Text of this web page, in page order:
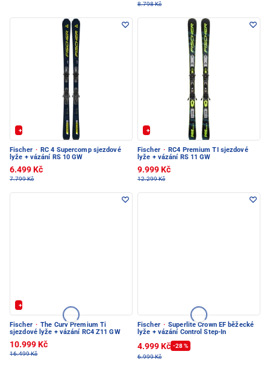
8.798 Kč
+ Extra Sleva 20%
Fischer · RC 4 Supercomp sjezdové
lyže + vázání RS 10 GW
6.499 Kč
7.799 Kč
+ Extra Sleva 20%
Fischer · RC4 Premium TI sjezdové
lyže + vázání RS 11 GW
9.999 Kč
12.299 Kč
+ Extra Sleva 20%
Fischer · The Curv Premium Ti
sjezdové lyže + vázání RC4 Z11 GW
10.999 Kč
16.499 Kč
Fischer · Superlite Crown EF běžecké
lyže + vázání Control Step-In
4.999 Kč -28 %
6.999 Kč